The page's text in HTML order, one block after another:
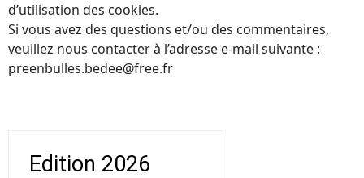
d’utilisation des cookies.
Si vous avez des questions et/ou des commentaires,
veuillez nous contacter à l’adresse e-mail suivante :
preenbulles.bedee@free.fr
Edition 2026